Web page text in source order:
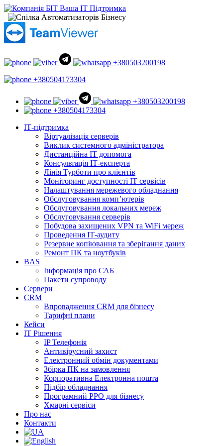
+380503200198
+380504173304
+380503200198
+380504173304
ІТ-підтримка
Віртуалізація серверів
Виклик системного адміністратора
Дистанційна ІТ допомога
Консультація ІТ-експерта
Лінія Турботи про клієнтів
Моніторинг доступності ІТ сервісів
Налаштування мережевого обладнання
Обслуговування комп’ютерів
Обслуговування локальних мереж
Обслуговування серверів
Побудова захищених VPN та WiFi мереж
Проведення ІТ-аудиту
Резервне копіювання та зберігання даних
Ремонт ПК та ноутбуків
BAS
Інформація про САБ
Пакети супроводу
Сервери
CRM
Впровадження CRM для бізнесу
Тарифні плани
Кейси
ІТ Рішення
IP Телефонія
Антивірусний захист
Електронний обмін документами
Збірка ПК на замовлення
Корпоративна Електронна пошта
Підбір обладнання
Програмний РРО для бізнесу
Хмарні сервіси
Про нас
Контакти